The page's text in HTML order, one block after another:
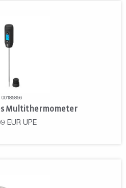
00185856
Multithermometer
EUR UPE